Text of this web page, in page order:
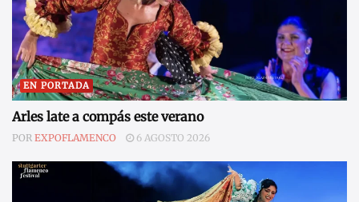
EN PORTADA
Arles late a compás este verano
POR EXPOFLAMENCO 6 AGOSTO 2026